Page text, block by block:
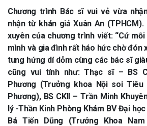
Chương trình Bác sĩ vui vẻ vừa
nhận từ khán giả Xuân An
xuyên của chương trình viết: “Cứ
mình và gia đình rất háo hức chờ đón
tung hứng dí dỏm cùng các bác sĩ
cũng vui tính như: Thạc sĩ – BS
Phương (Trưởng khoa Nội soi Tiêu
Phương), BS CKII – Trần Minh
lý -Thần Kinh Phòng Khám BV Đại
Bá Tiến Dũng (Trưởng Khoa